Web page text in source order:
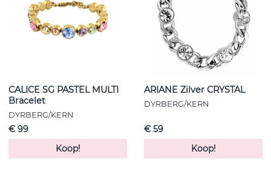
CALICE SG PASTEL MULTI
Bracelet
DYRBERG/KERN
€ 99
Koop!
ARIANE Zilver CRYSTAL
DYRBERG/KERN
€ 59
Koop!